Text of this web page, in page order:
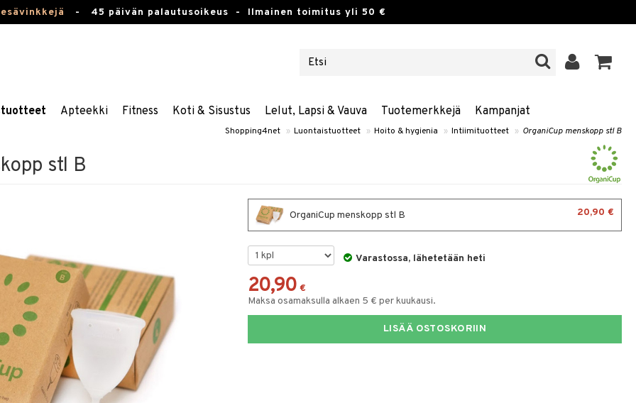
- 45 päivän palautusoikeus - Ilmainen toimitus yli 50 €
Apteekki Fitness Koti & Sisustus Lelut, Lapsi & Vauva Tuotemerkkejä Kampanjat
Shopping4net » Luontaistuotteet » Hoito & hygienia » Intiimituotteet » OrganiCup menskopp stl B
stl B
OrganiCup menskopp stl B 20,90 €
Varastossa, lähetetään heti
20,90 €
Maksa osamaksulla alkaen 5 € per kuukausi.
LISÄÄ OSTOSKORIIN